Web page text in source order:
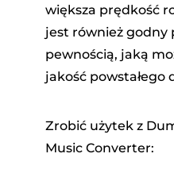
większa prędkość
jest również godny
pewnością, jaką
jakość powstałego
Zrobić użytek z
Music Converter: